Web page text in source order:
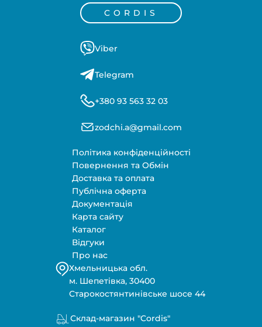
CORDIS
Viber
Telegram
+380 93 563 32 03
zodchi.a@gmail.com
Політика конфіденційності
Повернення та Обмін
Доставка та оплата
Публічна оферта
Документація
Карта сайту
Каталог
Відгуки
Про нас
Хмельницька обл.
м. Шепетівка, 30400
Старокостянтинівське шосе 44
Склад-магазин "Cordis"